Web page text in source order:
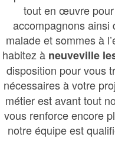
tout en œuvre
accompagnons ainsi
malade et sommes à
habitez à neuveville
disposition pour vous
nécessaires à votre
métier est avant tout
vous renforce encore
notre équipe est